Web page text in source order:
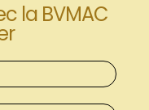
la BVMAC